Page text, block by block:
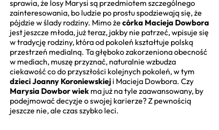
sprawia, że losy Marysi są przedmiotem szczególnego
zainteresowania, bo ludzie po prostu spodziewają się, że
pójdzie w ślady rodziny. Mimo że córka Macieja Dowbora
jest jeszcze młoda, już teraz, jakby nie patrzeć, wpisuje się
w tradycję rodziny, która od pokoleń kształtuje polską
przestrzeń medialną. Ta głęboko zakorzeniona obecność
w mediach, muszę przyznać, naturalnie wzbudza
ciekawość co do przyszłości kolejnych pokoleń, w tym
dzieci Joanny Koroniewskiej i Macieja Dowbora. Czy
Marysia Dowbor wiek ma już na tyle zaawansowany, by
podejmować decyzje o swojej karierze? Z pewnością
jeszcze nie, ale czas szybko leci.